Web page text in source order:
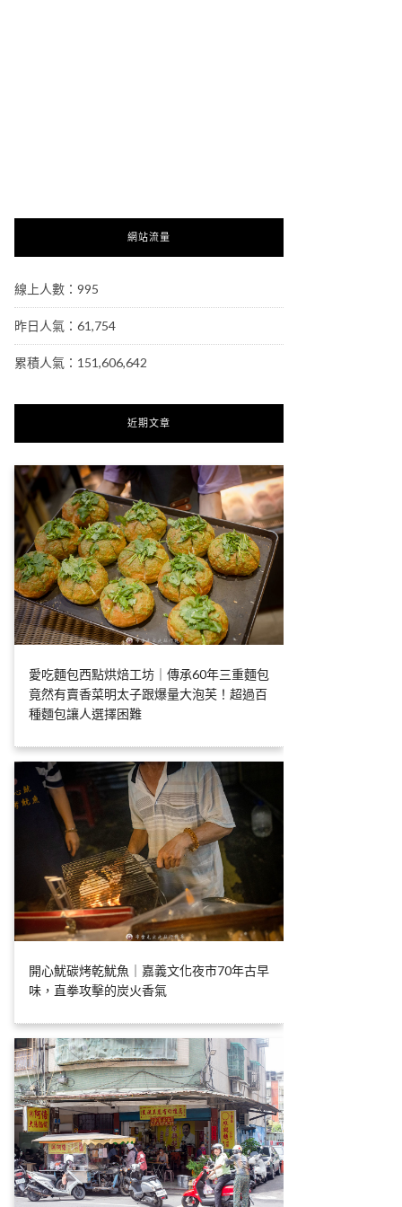
網站流量
線上人數：995
昨日人氣：61,754
累積人氣：151,606,642
近期文章
愛吃麵包西點烘焙工坊｜傳承60年三重麵包
竟然有賣香菜明太子跟爆量大泡芙！超過百
種麵包讓人選擇困難
開心魷碳烤乾魷魚｜嘉義文化夜市70年古早
味，直拳攻擊的炭火香氣